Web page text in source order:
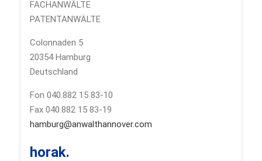
FACHANWÄLTE
PATENTANWÄLTE
Colonnaden 5
20354 Hamburg
Deutschland
Fon 040.882 15 83-10
Fax 040.882 15 83-19
hamburg@anwalthannover.com
horak.